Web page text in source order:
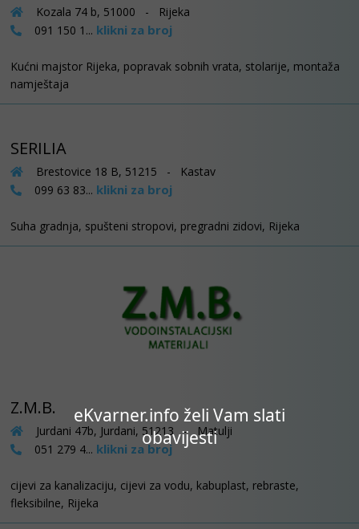
eKvarner.info želi Vam slati
obavijesti
Kozala 74 b, 51000 - Rijeka
091 150 1... klikni za broj
Kućni majstor Rijeka, popravak sobnih vrata, stolarije, montaža
namještaja
SERILIA
Brestovice 18 B, 51215 - Kastav
099 63 83... klikni za broj
Suha gradnja, spušteni stropovi, pregradni zidovi, Rijeka
Z.M.B.
Jurdani 47b, Jurdani, 51213 - Matulji
051 279 4... klikni za broj
cijevi za kanalizaciju, cijevi za vodu, kabuplast, rebraste,
fleksibilne, Rijeka